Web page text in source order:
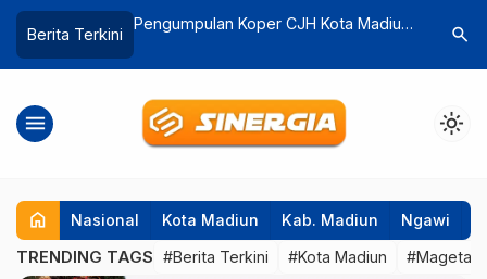
Berita Terkini
CJH Kota Madiun Gadis 20 Tahun di Kota Madiun Hilang
Pencarian
search
menu light_mode
home Nasional Kota Madiun Kab. Madiun Ngawi
TRENDING TAGS #Berita Terkini #Kota Madiun #Magetan